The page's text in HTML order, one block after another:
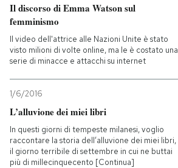
Il discorso di Emma Watson sul
femminismo
Il video dell'attrice alle Nazioni Unite è stato
visto milioni di volte online, ma le è costato una
serie di minacce e attacchi su internet
1/6/2016
L’alluvione dei miei libri
In questi giorni di tempeste milanesi, voglio
raccontare la storia dell’alluvione dei miei libri,
il giorno terribile di settembre in cui ne buttai
più di millecinquecento [Continua]